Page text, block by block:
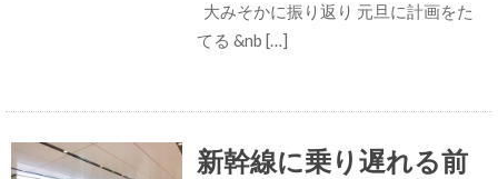
大みそかに振り返り 元旦に計画をた
てる &nb […]
新幹線に乗り遅れる前